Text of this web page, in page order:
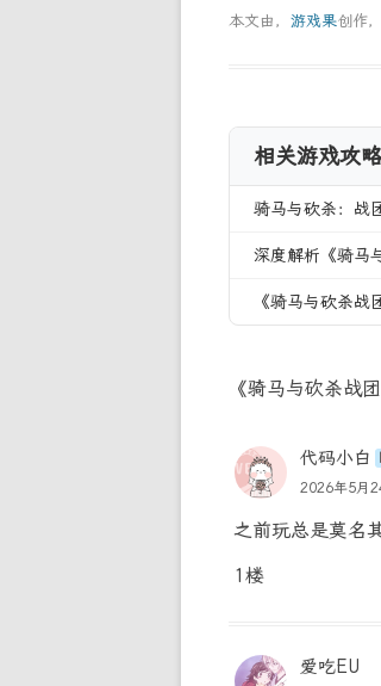
本文由， 游戏果创作
相关游戏攻略
骑马与砍杀：战
深度解析《骑马
《骑马与砍杀
《骑马与砍杀战
代码小白
2026年5月
之前玩总是莫名
1楼
爱吃EU